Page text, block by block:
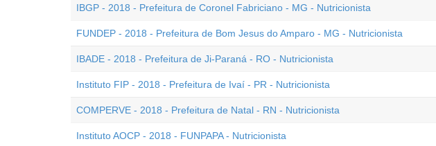
IBGP - 2018 - Prefeitura de Coronel Fabriciano - MG - Nutricionista
FUNDEP - 2018 - Prefeitura de Bom Jesus do Amparo - MG - Nutricionista
IBADE - 2018 - Prefeitura de Ji-Paraná - RO - Nutricionista
Instituto FIP - 2018 - Prefeitura de Ivaí - PR - Nutricionista
COMPERVE - 2018 - Prefeitura de Natal - RN - Nutricionista
Instituto AOCP - 2018 - FUNPAPA - Nutricionista